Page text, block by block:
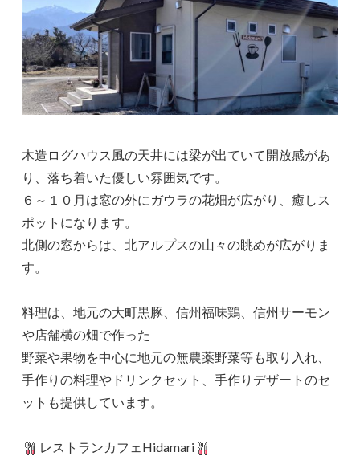
木造ログハウス風の天井には梁が出ていて開放感があ
り、落ち着いた優しい雰囲気です。
６～１０月は窓の外にガウラの花畑が広がり、癒しス
ポットになります。
北側の窓からは、北アルプスの山々の眺めが広がりま
す。
料理は、地元の大町黒豚、信州福味鶏、信州サーモン
や店舗横の畑で作った
野菜や果物を中心に地元の無農薬野菜等も取り入れ、
手作りの料理やドリンクセット、手作りデザートのセ
ットも提供しています。
レストランカフェHidamari